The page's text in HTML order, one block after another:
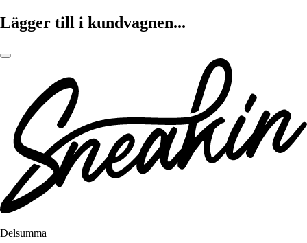
Lägger till i kundvagnen...
Delsumma